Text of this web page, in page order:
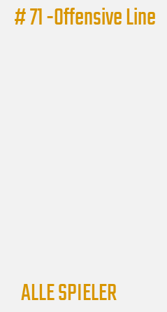
# 71 -Offensive Line
ALLE SPIELER